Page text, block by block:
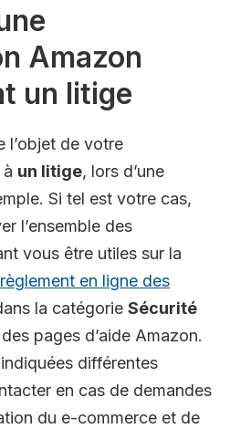
Amazon
un litige
l’objet de votre
un litige, lors d’une
Si tel est votre cas,
l’ensemble des
vous être utiles sur la
règlement en ligne des
la catégorie Sécurité
des pages d’aide Amazon.
différentes
en cas de demandes
du e-commerce et de